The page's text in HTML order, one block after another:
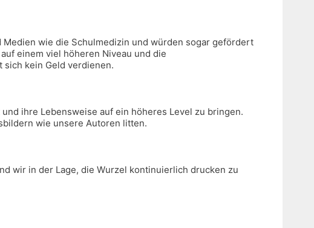
wie die Schulmedizin und würden sogar gefördert
einem viel höheren Niveau und die
sich kein Geld verdienen.
ihre Lebensweise auf ein höheres Level zu bringen.
wie unsere Autoren litten.
wir in der Lage, die Wurzel kontinuierlich drucken zu